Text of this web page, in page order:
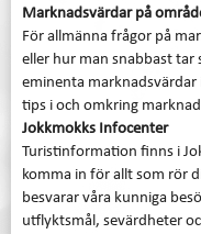
Marknadsvärdar på
För allmänna frågor på
eller hur man snabbast tar
eminenta marknadsvärdar
tips i och omkring
Jokkmokks Infocenter
Turistinformation finns i
komma in för allt som rör
besvarar våra kunniga
utflyktsmål, sevärdheter